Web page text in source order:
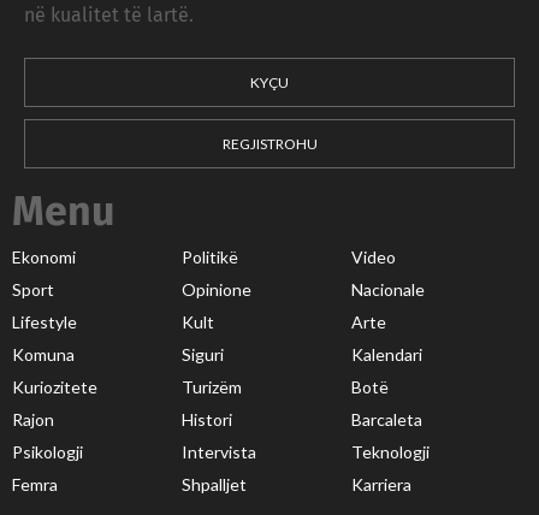
në kualitet të lartë.
KYÇU
REGJISTROHU
Menu
Ekonomi Politikë
Video
Sport
Opinione
Nacionale
Lifestyle
Kult
Arte
Komuna
Siguri
Kalendari
Kuriozitete
Turizëm
Botë
Rajon
Histori
Barcaleta
Psikologji
Intervista
Teknologji
Femra
Shpalljet Karriera